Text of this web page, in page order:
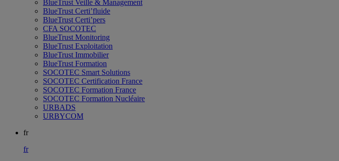
BlueTrust Veille & Management
BlueTrust Certi’fluide
BlueTrust Certi’pers
CFA SOCOTEC
BlueTrust Monitoring
BlueTrust Exploitation
BlueTrust Immobilier
BlueTrust Formation
SOCOTEC Smart Solutions
SOCOTEC Certification France
SOCOTEC Formation France
SOCOTEC Formation Nucléaire
URBADS
URBYCOM
fr
fr